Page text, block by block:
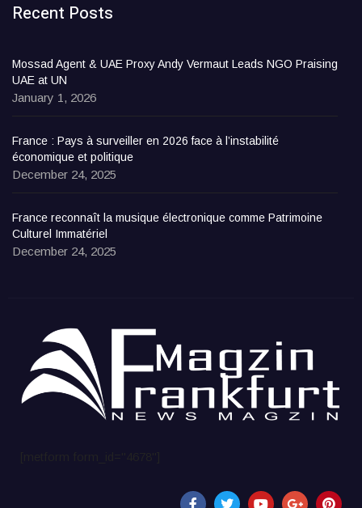
Recent Posts
Mossad Agent & UAE Proxy Andy Vermaut Leads NGO Praising
UAE at UN
January 1, 2026
France : Pays à surveiller en 2026 face à l’instabilité
économique et politique
December 24, 2025
France reconnaît la musique électronique comme Patrimoine
Culturel Immatériel
December 24, 2025